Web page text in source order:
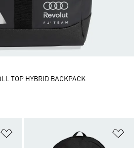
Προσθήκη στη Λίστα Επιθυμιών
TOP HYBRID BACKPACK